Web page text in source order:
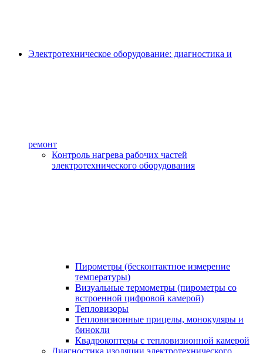
Электротехническое оборудование: диагностика и
ремонт
Контроль нагрева рабочих частей
электротехнического оборудования
Пирометры (бесконтактное измерение
температуры)
Визуальные термометры (пирометры со
встроенной цифровой камерой)
Тепловизоры
Тепловизионные прицелы, монокуляры и
бинокли
Квадрокоптеры с тепловизионной камерой
Диагностика изоляции электротехнического